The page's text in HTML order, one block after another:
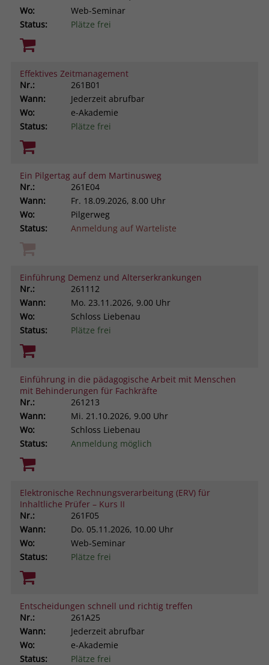
Wo:
Web-Seminar
Status:
Plätze frei
Effektives Zeitmanagement
Nr.:
261B01
Wann:
Jederzeit abrufbar
Wo:
e-Akademie
Status:
Plätze frei
Ein Pilgertag auf dem Martinusweg
Nr.:
261E04
Wann:
Fr. 18.09.2026, 8.00 Uhr
Wo:
Pilgerweg
Status:
Anmeldung auf Warteliste
Einführung Demenz und Alterserkrankungen
Nr.:
261112
Wann:
Mo. 23.11.2026, 9.00 Uhr
Wo:
Schloss Liebenau
Status:
Plätze frei
Einführung in die pädagogische Arbeit mit Menschen
mit Behinderungen für Fachkräfte
Nr.:
261213
Wann:
Mi. 21.10.2026, 9.00 Uhr
Wo:
Schloss Liebenau
Status:
Anmeldung möglich
Elektronische Rechnungsverarbeitung (ERV) für
Inhaltliche Prüfer – Kurs II
Nr.:
261F05
Wann:
Do. 05.11.2026, 10.00 Uhr
Wo:
Web-Seminar
Status:
Plätze frei
Entscheidungen schnell und richtig treffen
Nr.:
261A25
Wann:
Jederzeit abrufbar
Wo:
e-Akademie
Status:
Plätze frei